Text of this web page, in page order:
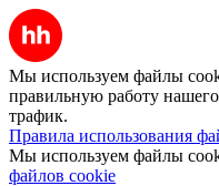
Мы используем файлы
правильную работу нашего
трафик.
Правила использования
Мы используем файлы
файлов cookie